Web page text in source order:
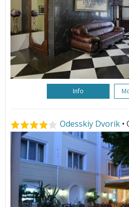
Info
Odesskiy Dvorik •